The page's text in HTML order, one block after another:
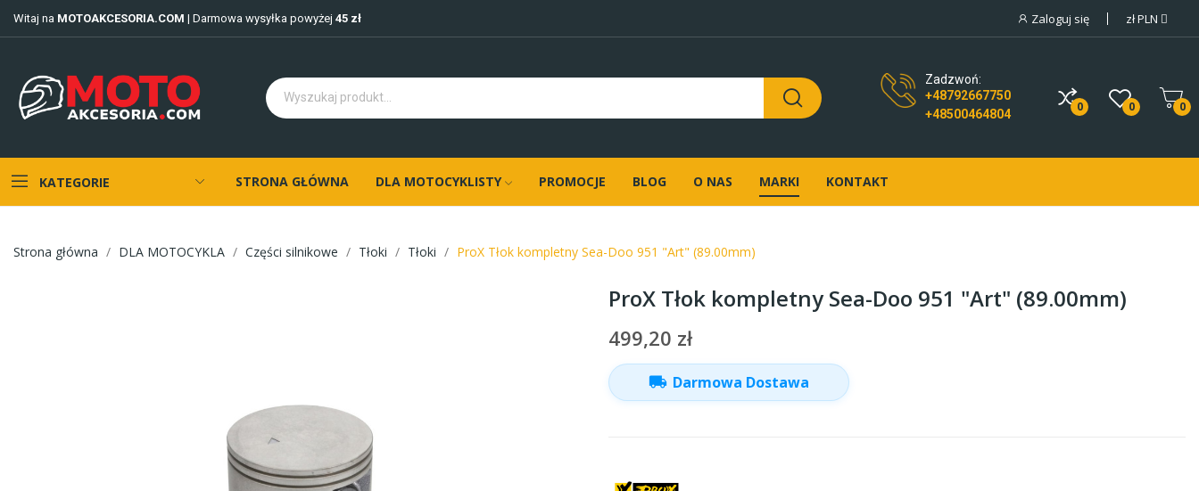
Witaj na MOTOAKCESORIA.COM | Darmowa wysyłka powyżej 45 zł Zaloguj się złPLN
Zadzwoń:
+48792667750
+48500464804
0 0 0
KATEGORIE STRONA GŁÓWNA DLA MOTOCYKLISTY PROMOCJE BLOG O NAS MARKI KONTAKT
Strona główna DLA MOTOCYKLA Części silnikowe Tłoki Tłoki ProX Tłok kompletny Sea-Doo 951 "Art" (89.00mm)
ProX Tłok kompletny Sea-Doo 951 "Art" (89.00mm)
499,20 zł
local_shipping Darmowa Dostawa